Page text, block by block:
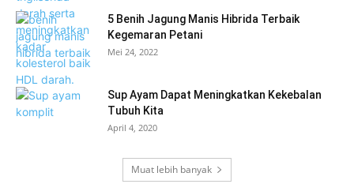
5 Benih Jagung Manis Hibrida Terbaik
Kegemaran Petani
Mei 24, 2022
Sup Ayam Dapat Meningkatkan Kekebalan
Tubuh Kita
April 4, 2020
Muat lebih banyak